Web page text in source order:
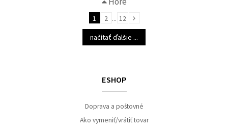
1 2 ... 12
načítať ďalšie ...
ESHOP
Doprava a poštovné
Ako vymeniť/vrátiť tovar